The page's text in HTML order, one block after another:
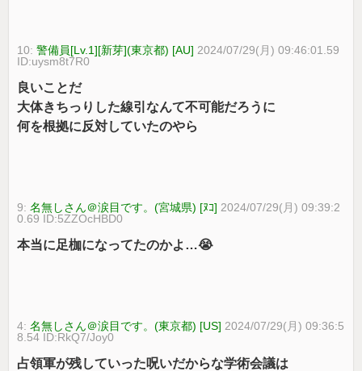
10:警備員[Lv.1][新芽](東京都) [AU] 2024/07/29(月) 09:46:01.59
ID:uysm8t7R0
良いことだ
大体きちっりした線引なんて不可能だろうに
何を根拠に反対していたのやら
9:名無しさん＠涙目です。(宮城県) [ﾇｺ] 2024/07/29(月) 09:39:2
0.69 ID:5ZZOcHBD0
本当に足枷になってたのかよ…😭
4:名無しさん＠涙目です。(東京都) [US] 2024/07/29(月) 09:36:5
8.54 ID:RkQ7/Joy0
占領軍が残していった呪いだからな学術会議は